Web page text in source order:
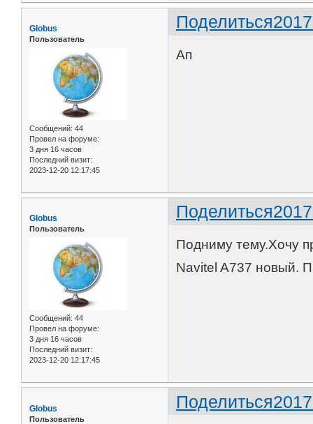
Поделиться
Globus
Пользователь
Сообщений: 44
Провел на форуме:
3 дня 16 часов
Последний визит:
2023-12-20 12:17:45
Ап
Поделиться
Globus
Пользователь
Сообщений: 44
Провел на форуме:
3 дня 16 часов
Последний визит:
2023-12-20 12:17:45
Подниму тему.Хочу
Navitel A737 новый.
Поделиться
Globus
Пользователь